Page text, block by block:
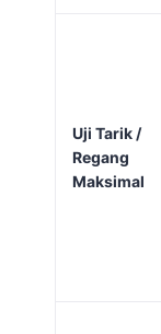
Uji Tarik /
Regang
Maksimal